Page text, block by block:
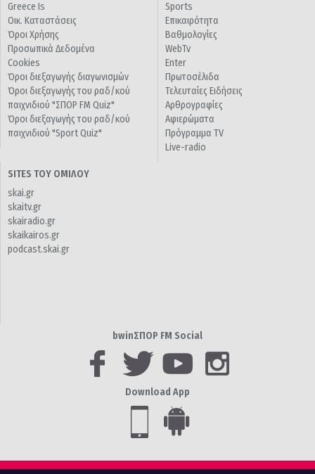
Greece Is
Οικ. Καταστάσεις
Όροι Χρήσης
Προσωπικά Δεδομένα
Cookies
Όροι διεξαγωγής διαγωνισμών
Όροι διεξαγωγής του ραδ/κού
παιχνιδιού "ΣΠΟΡ FM Quiz"
Όροι διεξαγωγής του ραδ/κού
παιχνιδιού "Sport Quiz"
Sports
Επικαιρότητα
Βαθμολογίες
WebTv
Enter
Πρωτοσέλιδα
Τελευταίες Ειδήσεις
Αρθρογραφίες
Αφιερώματα
Πρόγραμμα TV
Live-radio
SITES ΤΟΥ ΟΜΙΛΟΥ
skai.gr
skaitv.gr
skairadio.gr
skaikairos.gr
podcast.skai.gr
bwinΣΠΟΡ FM Social
Download App